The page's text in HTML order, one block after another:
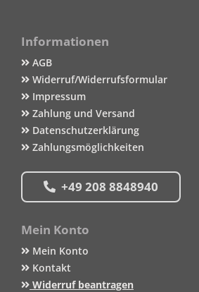
Informationen
AGB
Widerruf/Widerrufsformular
Impressum
Zahlung und Versand
Datenschutzerklärung
Zahlungsmöglichkeiten
+49 208 8848940
Mein Konto
Mein Konto
Kontakt
Widerruf beantragen